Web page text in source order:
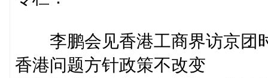
李鹏会见香港工商界访京团
香港问题方针政策不改变